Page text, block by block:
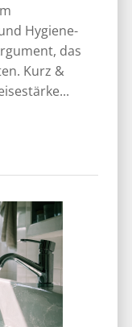
Hygiene-
das
Kurz &